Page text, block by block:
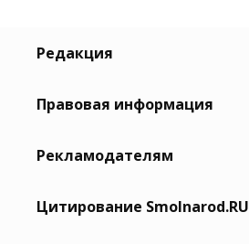
Редакция
Правовая информация
Рекламодателям
Цитирование Smolnarod.RU